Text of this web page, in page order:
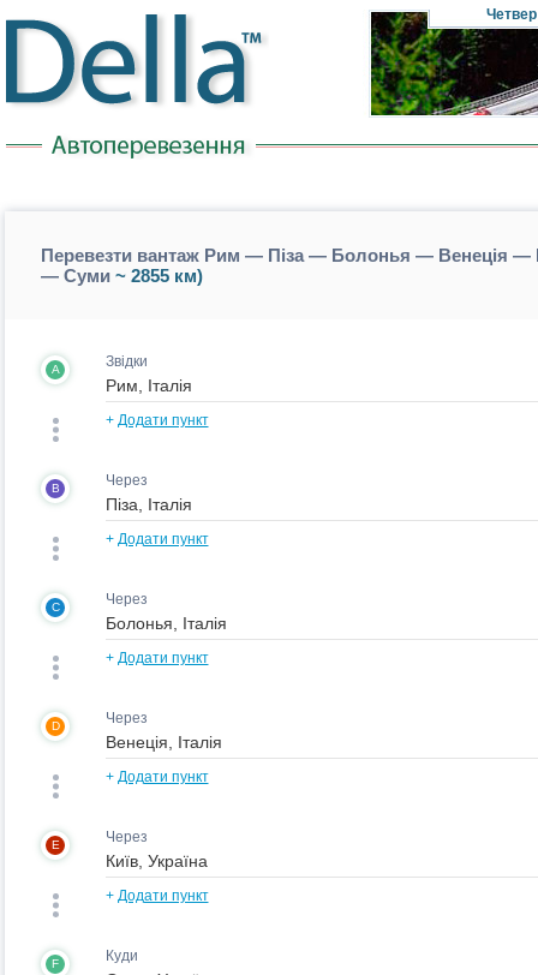
Четвер
Перевезти вантаж Рим — Піза — Болонья — Венеція
— Суми~ 2855 км)
A Звідки
+ Додати пункт
B Через
+ Додати пункт
C Через
+ Додати пункт
D Через
+ Додати пункт
E Через
+ Додати пункт
F Куди